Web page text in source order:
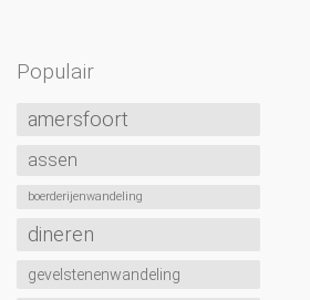
Populair
amersfoort
assen
boerderijenwandeling
dineren
gevelstenenwandeling